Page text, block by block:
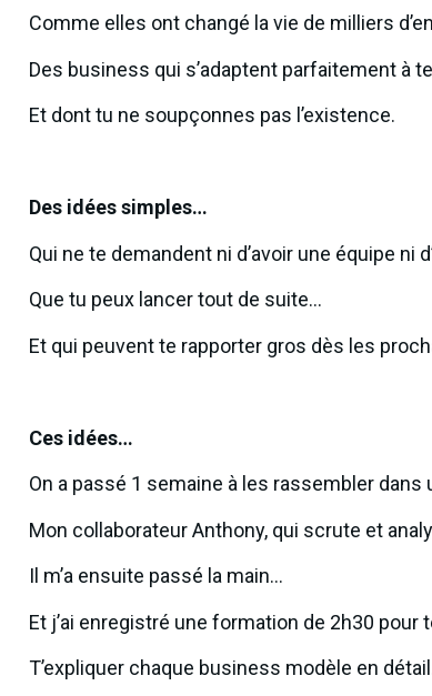
Comme elles ont changé la vie de milliers
Des business qui s’adaptent parfaitement à
Et dont tu ne soupçonnes pas l’existence.
Des idées simples…
Qui ne te demandent ni d’avoir une équipe ni
Que tu peux lancer tout de suite…
Et qui peuvent te rapporter gros dès les
Ces idées…
On a passé 1 semaine à les rassembler
Mon collaborateur Anthony, qui scrute et
Il m’a ensuite passé la main…
Et j’ai enregistré une formation de 2h30
T’expliquer chaque business modèle en